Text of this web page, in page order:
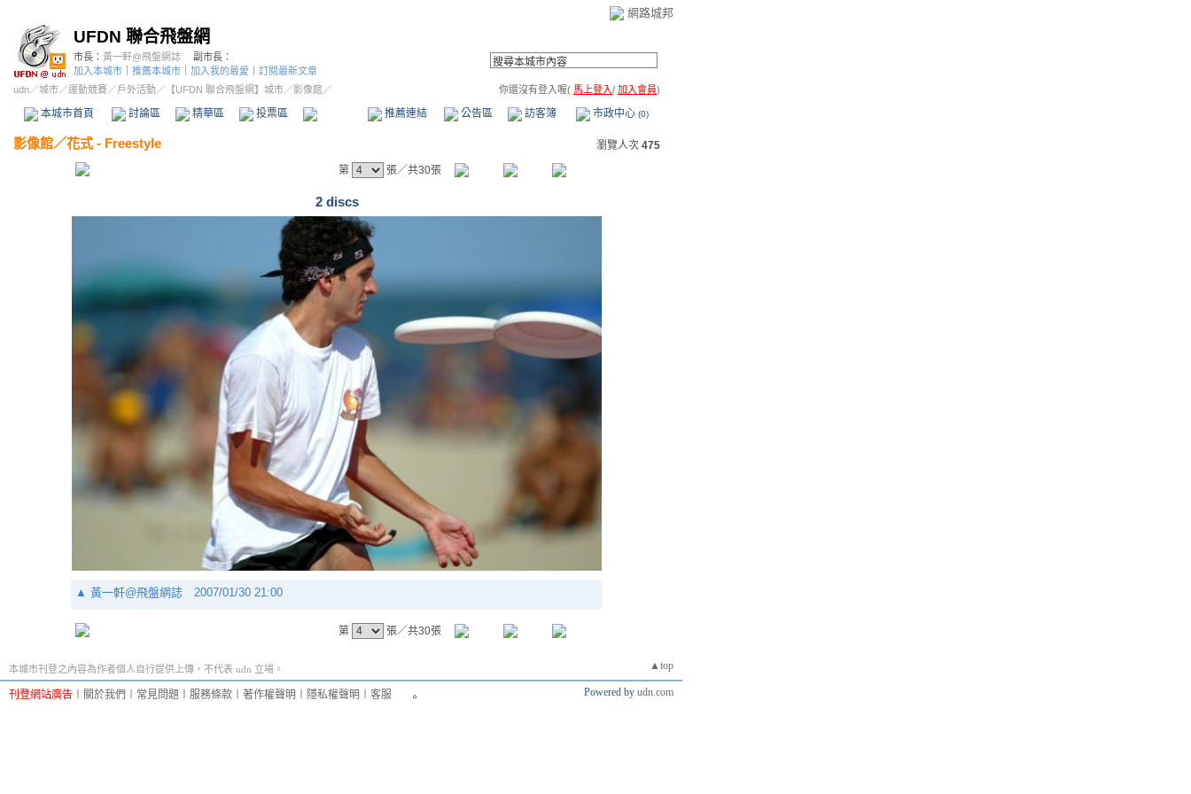
網路城邦
UFDN 聯合飛盤網
市長： 黃一軒@飛盤網誌
副市長：
加入本城市
推薦本城市 加入我的最愛
訂閱最新文章
udn／城市／運動競賽／戶外活動／ 【UFDN 聯合飛盤網】城市／影像館／ 你還沒有登入喔( 馬上登入/ 加入會員)
本城市首頁 討論區 精華區 投票區 影像館 推薦連結 公告區 訪客簿 市政中心 (0)
影像館／花式 - Freestyle 瀏覽人次 475
第
張／共30張
2 discs
▲ 黃一軒@飛盤網誌 2007/01/30 21:00
第 張／共30張
▲top
本城市刊登之內容為作者個人自行提供上傳，不代表 udn 立場。
刊登網站廣告 關於我們 常見問題 服務條款 著作權聲明 隱私權聲明 客服 Powered by udn.com